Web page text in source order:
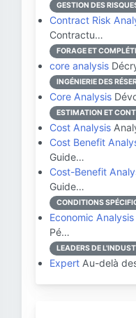
GESTION DES
Contract Risk
Contractu…
FORAGE ET
core analysis
INGÉNIERIE DES
Core Analysis
ESTIMATION ET
Cost Analysis
Cost Benefit
Guide…
Cost-Benefit
Guide…
CONDITIONS
Economic Analysis
Pé…
LEADERS DE
Expert Au-delà